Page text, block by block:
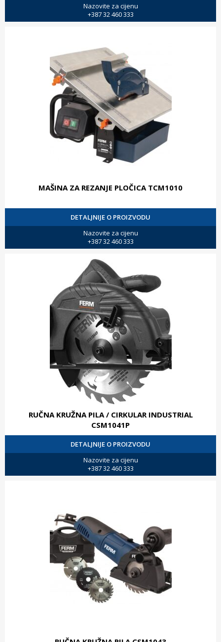
Nazovite za cijenu
+387 32 460 333
MAŠINA ZA REZANJE PLOČICA TCM1010
DETALJNIJE O PROIZVODU
Nazovite za cijenu
+387 32 460 333
RUČNA KRUŽNA PILA / CIRKULAR INDUSTRIAL
CSM1041P
DETALJNIJE O PROIZVODU
Nazovite za cijenu
+387 32 460 333